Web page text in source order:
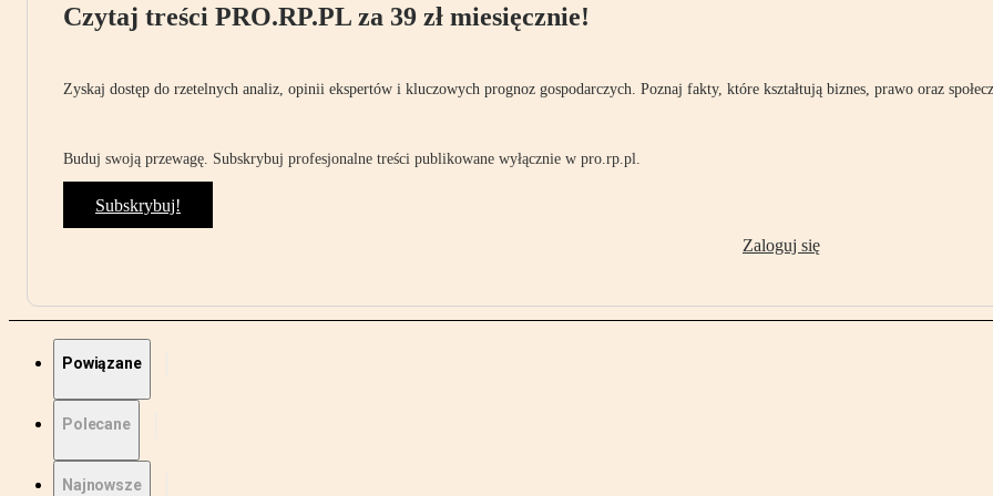
Czytaj treści PRO.RP.PL za 39 zł miesięcznie!
Zyskaj dostęp do rzetelnych analiz, opinii ekspertów i kluczowych prognoz gospodarczych. Poznaj fakty, które kształtują biznes, prawo oraz
Buduj swoją przewagę. Subskrybuj profesjonalne treści publikowane wyłącznie w pro.rp.pl.
Subskrybuj!
Zaloguj się
Powiązane
Polecane
Najnowsze